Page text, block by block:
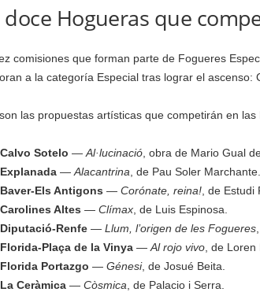
doce Hogueras que
comisiones que forman parte de Fogueres
a la categoría Especial tras lograr el ascenso:
las propuestas artísticas que competirán en
Calvo Sotelo — Al·lucinació, obra de Mario Gual
Explanada— Alacantrina , de Pau Soler Marchante.
Baver-Els Antigons — Corónate, reina!, de Estudi
Carolines Altes — Clímax, de Luis Espinosa.
Diputació-Renfe— Llum, l’origen de les Fogueres
Florida-Plaça de la Vinya— Al rojo vivo, de Loren
Florida Portazgo — Génesi, de Josué Beita.
La Ceràmica— Còsmica , de Palacio i Serra.